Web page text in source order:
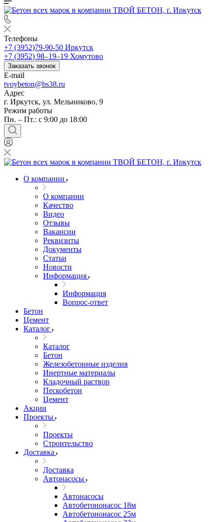
Телефоны
+7 (3952)79-90-50 Иркутск
+7 (3952) 98‒19‒19 Хомутово
Заказать звонок
E-mail
tvoybeton@bs38.ru
Адрес
г. Иркутск, ул. Мельниково, 9
Режим работы
Пн. – Пт.: с 9:00 до 18:00
О компании
О компании
Качество
Видео
Отзывы
Вакансии
Реквизиты
Документы
Статьи
Новости
Информация
Информация
Вопрос-ответ
Бетон
Цемент
Каталог
Каталог
Бетон
Железобетонные изделия
Инертные материалы
Кладочный раствор
Пескобетон
Цемент
Акции
Проекты
Проекты
Строительство
Доставка
Доставка
Автонасосы
Автонасосы
Автобетононасос 18м
Автобетононасос 25м